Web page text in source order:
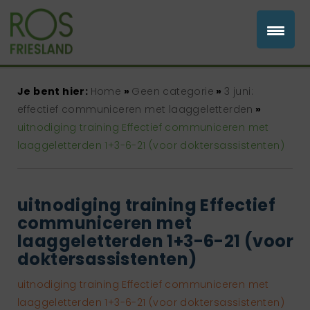
Je bent hier: Home » Geen categorie »3 juni:
effectief communiceren met laaggeletterden »
uitnodiging training Effectief communiceren met
laaggeletterden 1+3-6-21 (voor doktersassistenten)
uitnodiging training Effectief
communiceren met
laaggeletterden 1+3-6-21 (voor
doktersassistenten)
uitnodiging training Effectief communiceren met
laaggeletterden 1+3-6-21 (voor doktersassistenten)